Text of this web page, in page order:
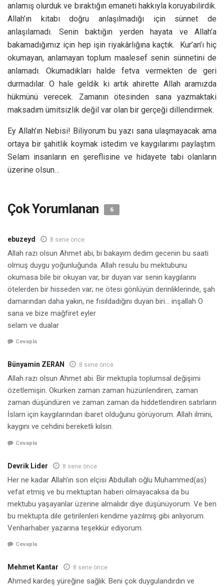
anlamış olurduk ve bıraktığın emaneti hakkıyla koruyabilirdik.
Allah’ın kitabı doğru anlaşılmadığı için sünnet de
anlaşılamadı. Senin baktığın yerden hayata ve Allah’a
bakamadığımız için hep işin riyakârlığına kaçtık. Kur’an’ı hiç
okumayan, anlamayan toplum maalesef senin sünnetini de
anlamadı. Okumadıkları halde fetva vermekten de geri
durmadılar. O hale geldik ki artık ahirette Allah aramızda
hükmünü verecek. Zamanın ötesinden sana yazmaktaki
maksadım ümitsizlik değil var olan bir gerçeği dillendirmek.
Ey Allah’ın Nebisi! Biliyorum bu yazı sana ulaşmayacak ama
ortaya bir şahitlik koymak istedim ve kaygılarımı paylaştım.
Selam insanların en şereflisine ve hidayete tabi olanların
üzerine olsun…
Çok Yorumlanan 6
ebuzeyd 8 sene önce
Allah razı olsun Ahmet abi, bi bakayım dedim gecenin bu saati
olmuş duygu yoğunluğunda. Allah resulu bu mektubunu
okumasa bile bir okuyan var, bir duyan var senin kaygılarını
ötelerden bir hisseden var; ne ötesi gönlüyün derinliklerinde, şah
damarından daha yakın, ne fısıldadığını duyan biri… inşallah O
sana ve bize mağfiret eyler
selam ve dualar
Cevapla
Bünyamin ZERAN 8 sene önce
Allah razı olsun Ahmet abi. Bir mektupla toplumsal değişimi
özetlemişin. Okurken zaman zaman hüzünlendiren, zaman
zaman düşündüren ve zaman zaman da hiddetlendiren satırların
İslam için kaygılarından ibaret olduğunu görüyorum. Allah ilmini,
kaygını ve cehdini bereketli kılsın.
Cevapla
Devrik Lider 8 sene önce
Her ne kadar Allah’ın son elçisi Abdullah oğlu Muhammed(as)
vefat etmiş ve bu mektuptan haberi olmayacaksa da bu
mektubu yaşayanlar üzerine almalıdır diye düşünüyorum. Ve ben
bu mektupta dile getirilenleri kendime yazılmış gibi anlıyorum.
Venharhaber yazarına teşekkür ediyorum.
Cevapla
Mehmet Kantar 8 sene önce
Ahmed kardeş yüreğine sağlık. Beni çok duygulandırdın ve